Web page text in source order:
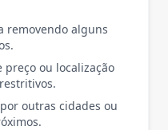
removendo alguns
preço ou localização
outras cidades ou